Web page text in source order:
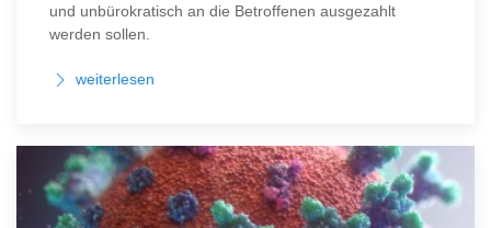
und unbürokratisch an die Betroffenen ausgezahlt
werden sollen.
weiterlesen